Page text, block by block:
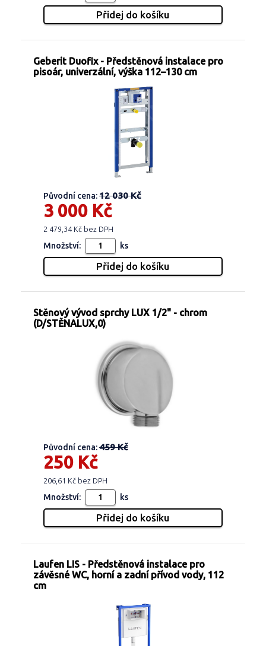
Geberit Duofix - Předstěnová instalace pro
pisoár, univerzální, výška 112–130 cm
Původní cena:12 030 Kč
3 000 Kč
2 479,34 Kč bez DPH
Množství: ks
Stěnový vývod sprchy LUX 1/2" - chrom
(D/STĚNALUX,0)
Původní cena:459 Kč
250 Kč
206,61 Kč bez DPH
Množství: ks
Laufen LIS - Předstěnová instalace pro
závěsné WC, horní a zadní přívod vody, 112
cm